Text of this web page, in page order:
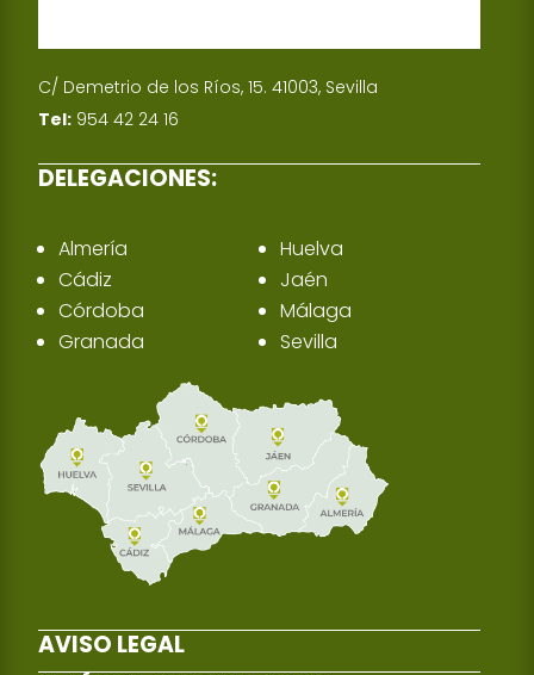
C/ Demetrio de los Ríos, 15. 41003, Sevilla
Tel: 954 42 24 16
DELEGACIONES:
Almería
Cádiz
Córdoba
Granada
Huelva
Jaén
Málaga
Sevilla
AVISO LEGAL